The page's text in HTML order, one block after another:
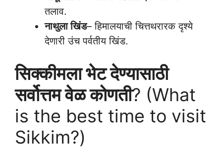
तलाव.
नाथुला खिंड– हिमालयाची चित्तथरारक दृश्ये
देणारी उंच पर्वतीय खिंड.
सिक्कीमला भेट देण्यासाठी
सर्वोत्तम वेळ कोणती? (What
is the best time to visit
Sikkim?)